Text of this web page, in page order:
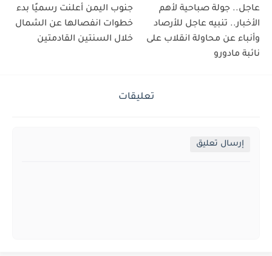
عاجل.. جولة صباحية لأهم
الأخبار.. تنبيه عاجل للأرصاد
وأنباء عن محاولة انقلاب على
نائبة مادورو
جنوب اليمن أعلنت رسميًا بدء
خطوات انفصالها عن الشمال
خلال السنتين القادمتين
تعليقات
إرسال تعليق